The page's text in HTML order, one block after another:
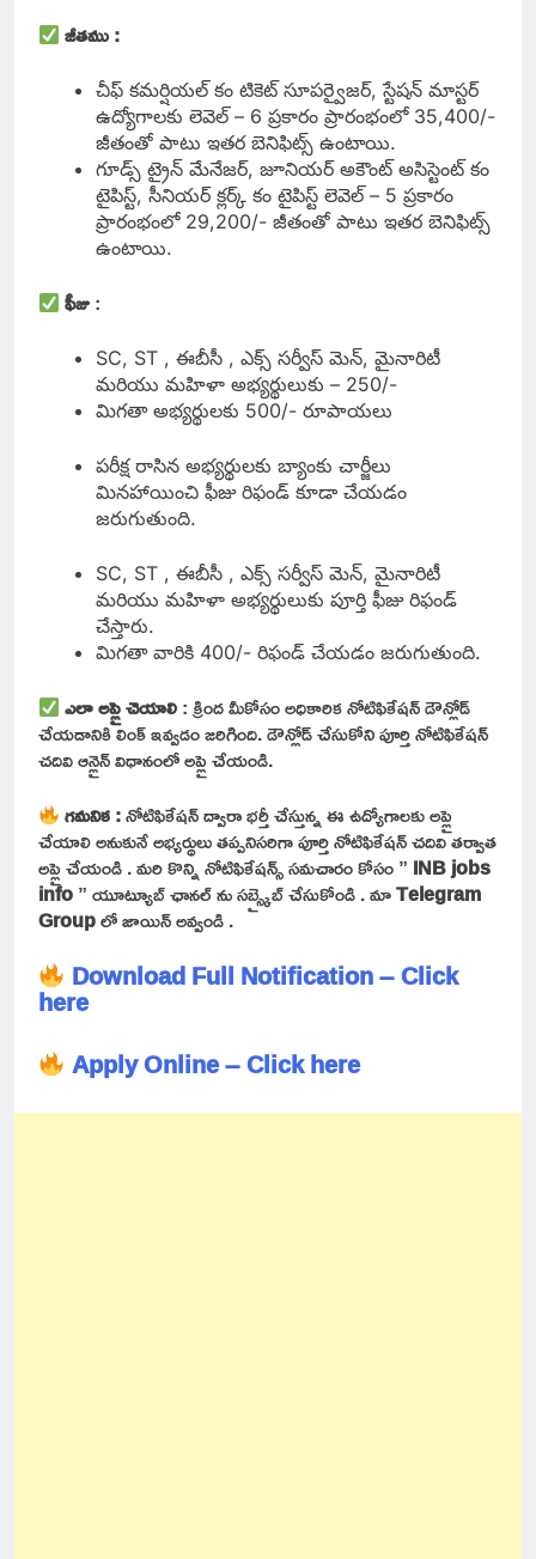
జీతము :
చీఫ్ కమర్షియల్ కం టికెట్ సూపర్వైజర్, స్టేషన్ మాస్టర్
ఉద్యోగాలకు లెవెల్ – 6 ప్రకారం ప్రారంభంలో 35,400/-
జీతంతో పాటు ఇతర బెనిఫిట్స్ ఉంటాయి.
గూడ్స్ ట్రైన్ మేనేజర్, జూనియర్ అకౌంట్ అసిస్టెంట్ కం
టైపిస్ట్, సీనియర్ క్లర్క్ కం టైపిస్ట్ లెవెల్ – 5 ప్రకారం
ప్రారంభంలో 29,200/- జీతంతో పాటు ఇతర బెనిఫిట్స్
ఉంటాయి.
ఫీజు:
SC, ST , ఈబీసీ , ఎక్స్ సర్వీస్ మెన్, మైనారిటీ
మరియు మహిళా అభ్యర్థులుకు – 250/-
మిగతా అభ్యర్థులకు 500/- రూపాయలు
పరీక్ష రాసిన అభ్యర్థులకు బ్యాంకు చార్జీలు
మినహాయించి ఫీజు రిఫండ్ కూడా చేయడం
జరుగుతుంది.
SC, ST , ఈబీసీ , ఎక్స్ సర్వీస్ మెన్, మైనారిటీ
మరియు మహిళా అభ్యర్థులుకు పూర్తి ఫీజు రిఫండ్
చేస్తారు.
మిగతా వారికి 400/- రిఫండ్ చేయడం జరుగుతుంది.
ఎలా అప్లై చెయాలి: క్రింద మీకోసం అధికారిక నోటిఫికేషన్ డౌన్లోడ్
చేయడానికి లింక్ ఇవ్వడం జరిగింది. డౌన్లోడ్ చేసుకోని పూర్తి నోటిఫికేషన్
చదివి ఆన్లైన్ విధానంలో అప్లై చేయండి.
గమనిక :నోటిఫికేషన్ ద్వారా భర్తీ చేస్తున్న ఈ ఉద్యోగాలకు అప్లై
చేయాలి అనుకునే అభ్యర్థులు తప్పనిసరిగా పూర్తి నోటిఫికేషన్ చదివి తర్వాత
అప్లై చేయండి . మరి కొన్ని నోటిఫికేషన్స్ సమచారం కోసం ” INB jobs
info” యూట్యూబ్ ఛానల్ ను సబ్స్క్రైబ్ చేసుకోండి . మాTelegram
Groupలో జాయిన్ అవ్వండి .
Download Full Notification – Click
here
Apply Online – Click here